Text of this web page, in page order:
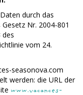
durch das
Nr. 2004-801
des
vom 24.
seasonova.com
werden: die URL der
www.vacances-